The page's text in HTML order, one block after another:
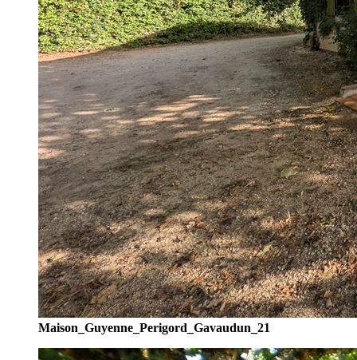
Maison_Guyenne_Perigord_Gavaudun_21